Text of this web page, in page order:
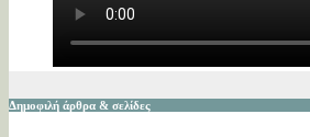
Δημοφιλή άρθρα & σελίδες